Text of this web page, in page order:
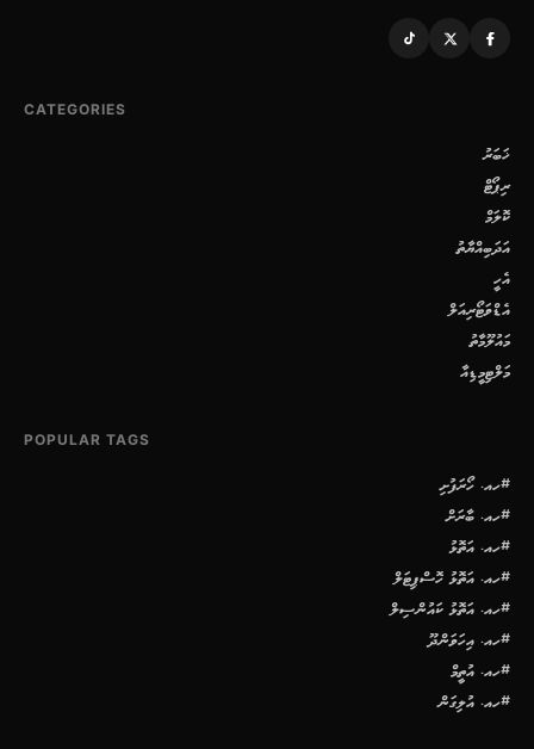
CATEGORIES
ޚަބަރު
ރިޕޯޓް
ކޮލަމް
އަދަބިއްޔާތު
އެހީ
އެޑްވަޓޯރިއަލް
މައުލޫމާތު
މަލްޓިމީޑިއާ
POPULAR TAGS
#ހއ. ހޯރަފުށި
#ހއ. ބާރަށް
#ހއ. އަތޮޅު
#ހއ. އަތޮޅު ހޮސްޕިޓަލް
#ހއ. އަތޮޅު ކައުންސިލް
#ހއ. އިހަވަންދޫ
#ހއ. އުތީމް
#ހއ. އުލިގަން